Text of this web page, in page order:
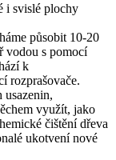
i svislé plochy
působit 10-20
vodou s pomocí
k
rozprašovače.
usazenin,
využít, jako
čištění dřeva
ukotvení nové